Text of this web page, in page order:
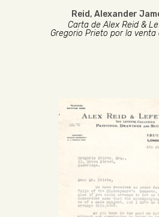
Reid, Alexander
Carta de Alex Reid &
Gregorio Prieto por la